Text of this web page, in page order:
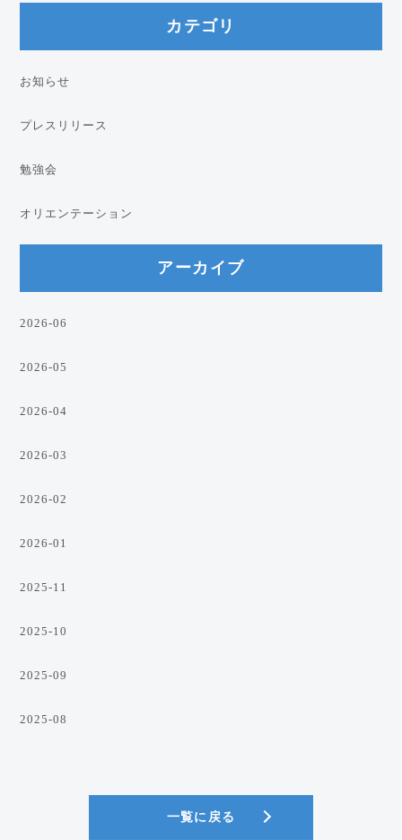
カテゴリ
お知らせ
プレスリリース
勉強会
オリエンテーション
アーカイブ
2026-06
2026-05
2026-04
2026-03
2026-02
2026-01
2025-11
2025-10
2025-09
2025-08
一覧に戻る